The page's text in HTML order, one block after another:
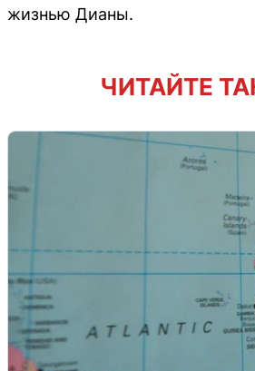
жизнью Дианы.
ЧИТАЙТЕ